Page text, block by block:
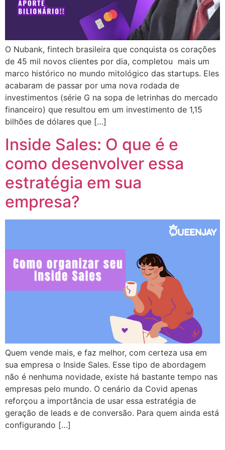
O Nubank, fintech brasileira que conquista os corações
de 45 mil novos clientes por dia, completou mais um
marco histórico no mundo mitológico das startups. Eles
acabaram de passar por uma nova rodada de
investimentos (série G na sopa de letrinhas do mercado
financeiro) que resultou em um investimento de 1,15
bilhões de dólares que […]
Inside Sales: O que é e
como desenvolver essa
estratégia em sua
empresa?
Quem vende mais, e faz melhor, com certeza usa em
sua empresa o Inside Sales. Esse tipo de abordagem
não é nenhuma novidade, existe há bastante tempo nas
empresas pelo mundo. O cenário da Covid apenas
reforçou a importância de usar essa estratégia de
geração de leads e de conversão. Para quem ainda está
configurando […]